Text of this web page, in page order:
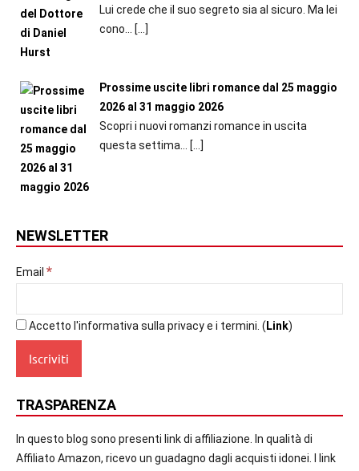
Lui crede che il suo segreto sia al sicuro. Ma lei
cono... […]
Prossime uscite libri romance dal 25 maggio
2026 al 31 maggio 2026
Scopri i nuovi romanzi romance in uscita
questa settima...
[…]
NEWSLETTER
Email *
Accetto l'informativa sulla privacy e i termini. ( Link)
TRASPARENZA
In questo blog sono presenti link di affiliazione. In qualità di
Affiliato Amazon, ricevo un guadagno dagli acquisti idonei. I link